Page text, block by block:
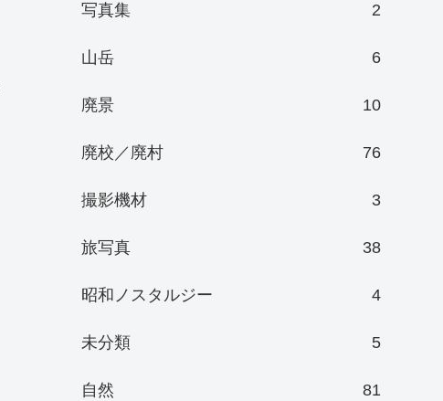
写真集 2
山岳 6
廃景 10
廃校／廃村 76
撮影機材 3
旅写真 38
昭和ノスタルジー 4
未分類 5
自然 81